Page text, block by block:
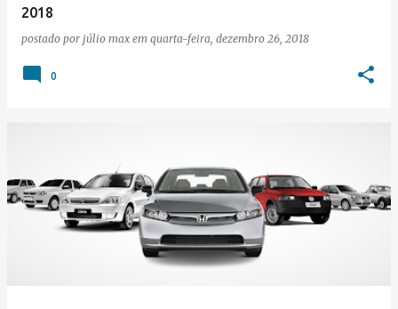
2018
postado por júlio max em quarta-feira, dezembro 26, 2018
0